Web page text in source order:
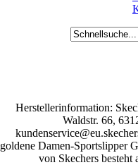
Herstellerinformation:
Waldstr. 66,
goldene Damen-Sportslipper
von Skechers besteht